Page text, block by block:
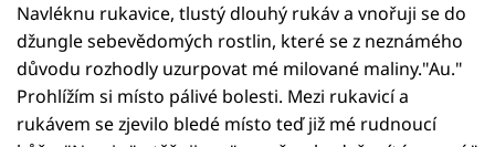
Navléknu rukavice, tlustý dlouhý rukáv a vnořuji se do
džungle sebevědomých rostlin, které se z neznámého
důvodu rozhodly uzurpovat mé milované maliny."Au."
Prohlížím si místo pálivé bolesti. Mezi rukavicí a
rukávem se zjevilo bledé místo teď již mé rudnoucí